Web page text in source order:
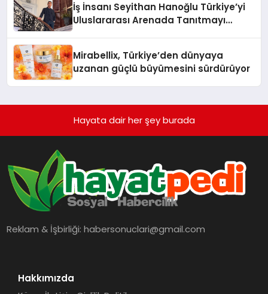
İş İnsanı Seyithan Hanoğlu Türkiye’yi
Uluslararası Arenada Tanıtmayı
Mirabellix, Türkiye’den dünyaya
uzanan güçlü büyümesini sürdürüyor
Hayata dair her şey burada
Reklam & İşbirliği:habersonuclari@gmail.com
Hakkımızda